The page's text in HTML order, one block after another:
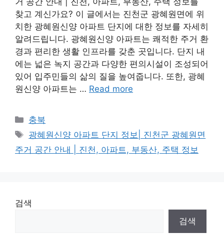
찾고 계신가요? 이 글에서는 진천군 광혜원면에 위
치한 광혜원신양 아파트 단지에 대한 정보를 자세히
알려드립니다. 광혜원신양 아파트는 쾌적한 주거 환
경과 편리한 생활 인프라를 갖춘 곳입니다. 단지 내
에는 넓은 녹지 공간과 다양한 편의시설이 조성되어
있어 입주민들의 삶의 질을 높여줍니다. 또한, 광혜
원신양 아파트는 … Read more
Categories
충북
Tags
광혜원신양 아파트 단지 정보| 진천군 광혜원면
주거 공간 안내 | 진천, 아파트, 부동산, 주택 정보
검색
검색